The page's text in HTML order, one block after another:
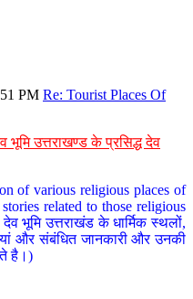
PM Re: Tourist Places Of
उत्तराखण्ड के प्रसिद्ध देव
of various religious places of
related to those religious
भूमि उत्तराखंड के धार्मिक स्थलों,
और संबंधित जानकारी और उनकी
है।)